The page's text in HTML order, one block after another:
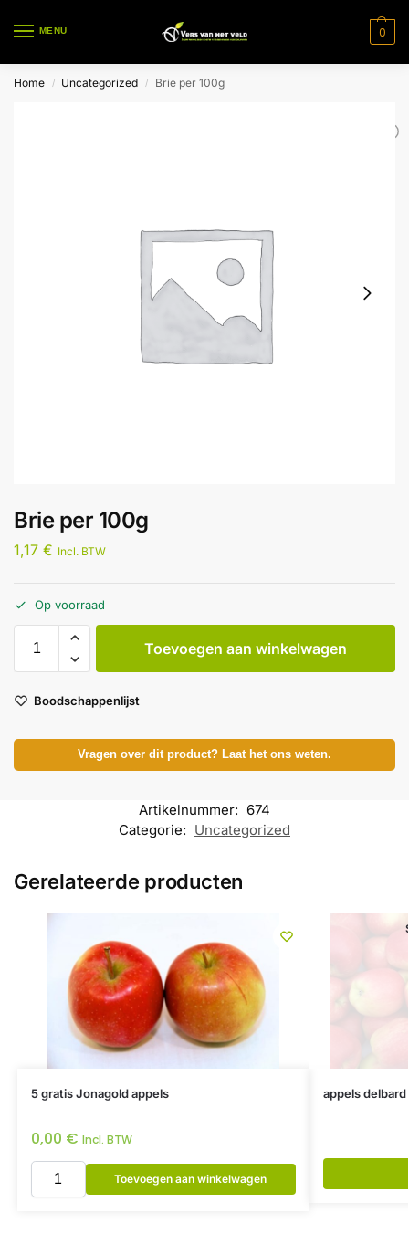
MENU 0
Home / Uncategorized / Brie per 100g
Brie per 100g
1,17 € Incl. BTW
Op voorraad
Toevoegen aan winkelwagen
Boodschappenlijst
Vragen over dit product? Laat het ons weten.
Artikelnummer: 674
Categorie: Uncategorized
Gerelateerde producten
5 gratis Jonagold appels
0,00 € Incl. BTW
Toevoegen aan winkelwagen
appels